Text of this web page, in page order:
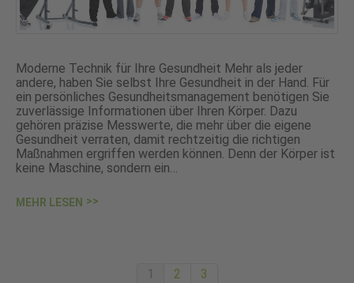
Moderne Technik für Ihre Gesundheit Mehr als jeder
andere, haben Sie selbst Ihre Gesundheit in der Hand. Für
ein persönliches Gesundheitsmanagement benötigen Sie
zuverlässige Informationen über Ihren Körper. Dazu
gehören präzise Messwerte, die mehr über die eigene
Gesundheit verraten, damit rechtzeitig die richtigen
Maßnahmen ergriffen werden können. Denn der Körper ist
keine Maschine, sondern ein…
MEHR LESEN
1 2 3